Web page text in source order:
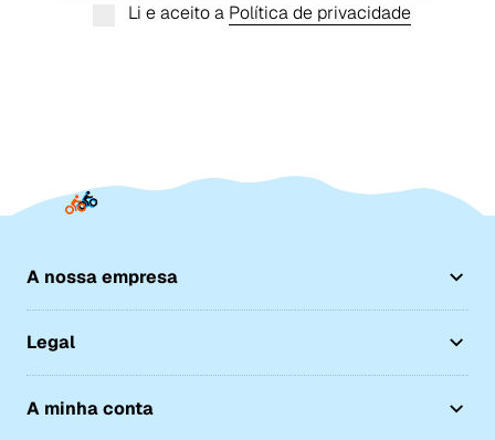
Li e aceito a Política de privacidade
A nossa empresa
Legal
A minha conta